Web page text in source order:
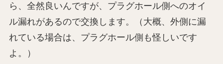
ら、全然良いんですが、プラグホール側へのオイ
ル漏れがあるので交換します。（大概、外側に漏
れている場合は、プラグホール側も怪しいです
よ。）